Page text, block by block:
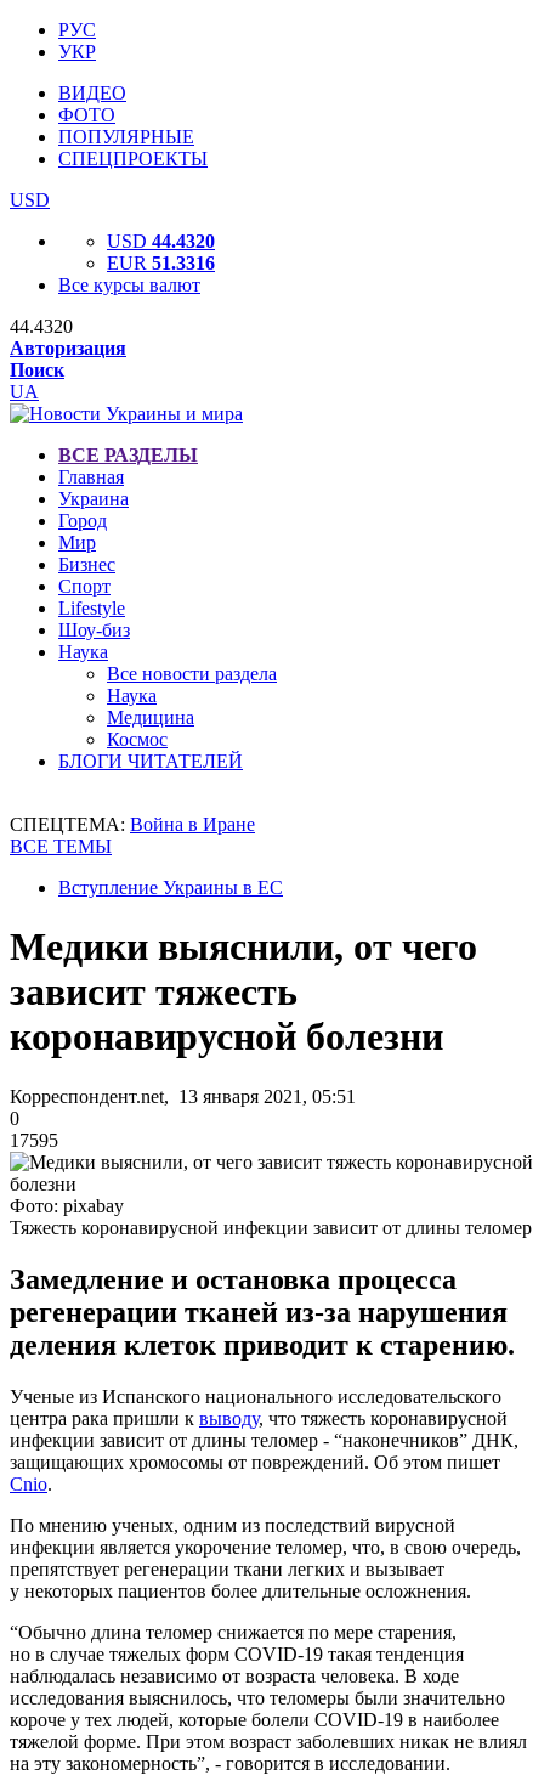
РУС
УКР
ВИДЕО
ФОТО
ПОПУЛЯРНЫЕ
СПЕЦПРОЕКТЫ
USD
USD 44.4320
EUR 51.3316
Все курсы валют
44.4320
Авторизация
Поиск
UA
ВСЕ РАЗДЕЛЫ
Главная
Украина
Город
Мир
Бизнес
Спорт
Lifestyle
Шоу-биз
Наука
Все новости раздела
Наука
Медицина
Космос
БЛОГИ ЧИТАТЕЛЕЙ
СПЕЦТЕМА: Война в Иране
ВСЕ ТЕМЫ
Вступление Украины в ЕС
Медики выяснили, от чего
зависит тяжесть
коронавирусной болезни
Корреспондент.net, 13 января 2021, 05:51
0
17595
Фото: pixabay
Тяжесть коронавирусной инфекции зависит от длины теломер
Замедление и остановка процесса
регенерации тканей из-за нарушения
деления клеток приводит к старению.
Ученые из Испанского национального исследовательского
центра рака пришли к выводу, что тяжесть коронавирусной
инфекции зависит от длины теломер - “наконечников” ДНК,
защищающих хромосомы от повреждений. Об этом пишет
Cnio.
По мнению ученых, одним из последствий вирусной
инфекции является укорочение теломер, что, в свою очередь,
препятствует регенерации ткани легких и вызывает
у некоторых пациентов более длительные осложнения.
“Обычно длина теломер снижается по мере старения,
но в случае тяжелых форм COVID-19 такая тенденция
наблюдалась независимо от возраста человека. В ходе
исследования выяснилось, что теломеры были значительно
короче у тех людей, которые болели COVID-19 в наиболее
тяжелой форме. При этом возраст заболевших никак не влиял
на эту закономерность”, - говорится в исследовании.